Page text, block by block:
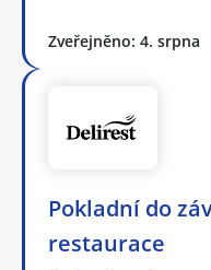
Zveřejněno: 4. srpna
Pokladní do
restaurace